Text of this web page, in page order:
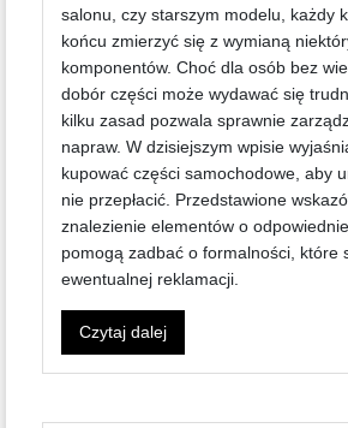
salonu, czy starszym modelu, każdy
końcu zmierzyć się z wymianą
komponentów. Choć dla osób bez
dobór części może wydawać się
kilku zasad pozwala sprawnie
napraw. W dzisiejszym wpisie
kupować części samochodowe, aby
nie przepłacić. Przedstawione
znalezienie elementów o
pomogą zadbać o formalności, które
ewentualnej reklamacji.
Czytaj dalej